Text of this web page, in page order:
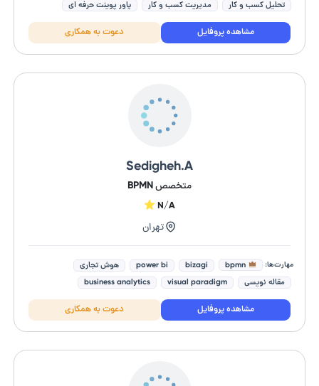
تحلیل کسب و کار مدیریت کسب و کار پاور پوینت حرفه ای
مشاهده پروفایل دعوت به همکاری
Sedigheh.A
متخصص BPMN
N/A
تهران
مهارت‌ها: bpmn
bizagi
power bi
هوش تجاری
مقاله نویسی
visual paradigm
business analytics
ترجمه انگلیسی به فارسی
ترجمه فارسی به انگلیسی
مشاهده پروفایل دعوت به همکاری